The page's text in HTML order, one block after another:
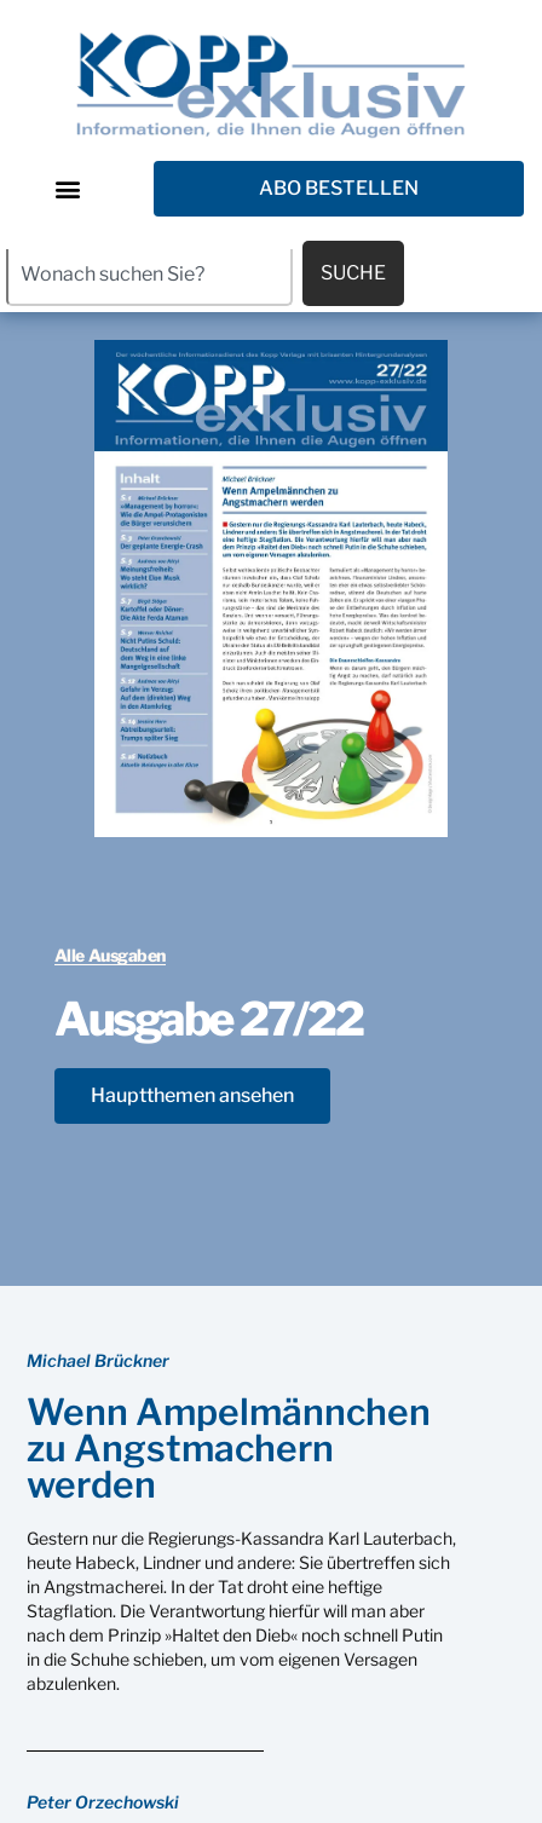
ABO BESTELLEN
SUCHE
Alle Ausgaben
Ausgabe 27/22
Hauptthemen ansehen
Michael Brückner
Wenn Ampelmännchen
zu Angstmachern
werden
Gestern nur die Regierungs-Kassandra Karl Lauterbach,
heute Habeck, Lindner und andere: Sie übertreffen sich
in Angstmacherei. In der Tat droht eine heftige
Stagflation. Die Verantwortung hierfür will man aber
nach dem Prinzip »Haltet den Dieb« noch schnell Putin
in die Schuhe schieben, um vom eigenen Versagen
abzulenken.
Peter Orzechowski